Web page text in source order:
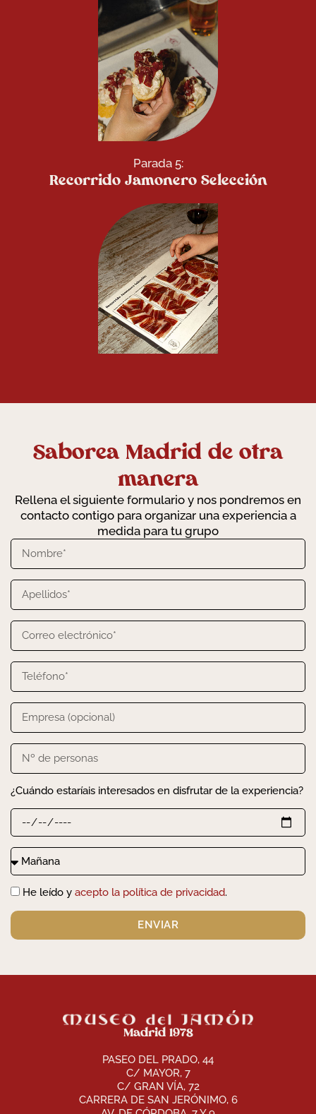
Parada 5:
Recorrido Jamonero Selección
Saborea Madrid de otra
manera
Rellena el siguiente formulario y nos pondremos en
contacto contigo para organizar una experiencia a
medida para tu grupo
¿Cuándo estaríais interesados en disfrutar de la experiencia?
He leído y acepto la política de privacidad.
ENVIAR
Madrid 1978
PASEO DEL PRADO, 44
C/ MAYOR, 7
C/ GRAN VÍA, 72
CARRERA DE SAN JERÓNIMO, 6